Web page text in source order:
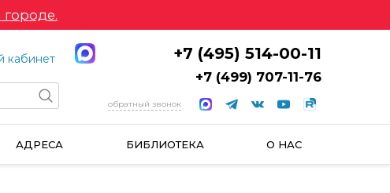
городе.
кабинет +7 (495) 514-00-11
+7 (499) 707-11-76
обратный звонок
АДРЕСА БИБЛИОТЕКА О НАС